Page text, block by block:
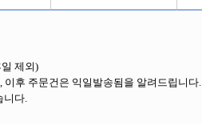
제외)
후 주문건은 익일발송됨을 알려드립니다.
니다.